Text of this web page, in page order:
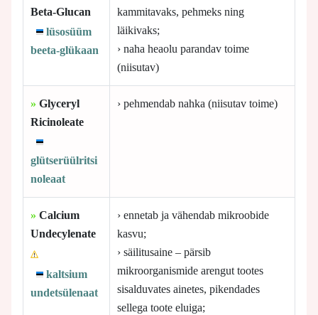
Beta-Glucan
lüsosüüm
beeta-glükaan
kammitavaks, pehmeks ning
läikivaks;
› naha heaolu parandav toime
(niisutav)
» Glyceryl
Ricinoleate
glütserüülritsi
noleaat
› pehmendab nahka (niisutav toime)
» Calcium
Undecylenate
kaltsium
undetsülenaat
› ennetab ja vähendab mikroobide
kasvu;
› säilitusaine – pärsib
mikroorganismide arengut tootes
sisalduvates ainetes, pikendades
sellega toote eluiga;